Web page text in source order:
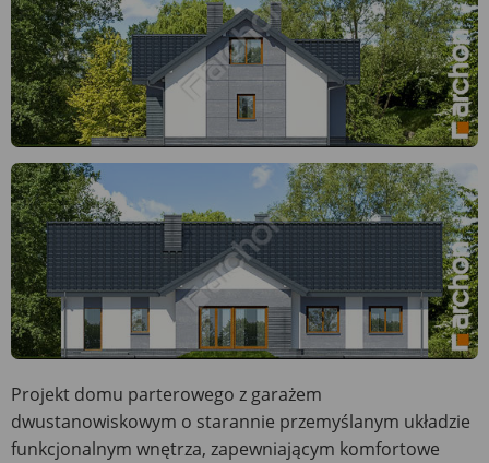
Projekt domu parterowego z garażem
dwustanowiskowym o starannie przemyślanym układzie
funkcjonalnym wnętrza, zapewniającym komfortowe